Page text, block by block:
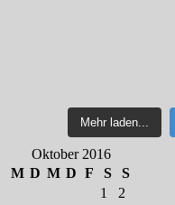
Mehr laden...
Oktober 2016
M D M D F S
S
1
2